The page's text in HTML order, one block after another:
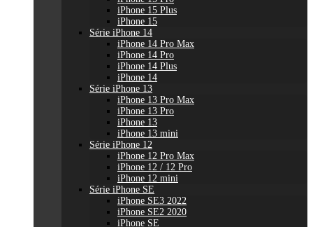
iPhone 15 Plus
iPhone 15
Série iPhone 14
iPhone 14 Pro Max
iPhone 14 Pro
iPhone 14 Plus
iPhone 14
Série iPhone 13
iPhone 13 Pro Max
iPhone 13 Pro
iPhone 13
iPhone 13 mini
Série iPhone 12
iPhone 12 Pro Max
iPhone 12 / 12 Pro
iPhone 12 mini
Série iPhone SE
iPhone SE3 2022
iPhone SE2 2020
iPhone SE